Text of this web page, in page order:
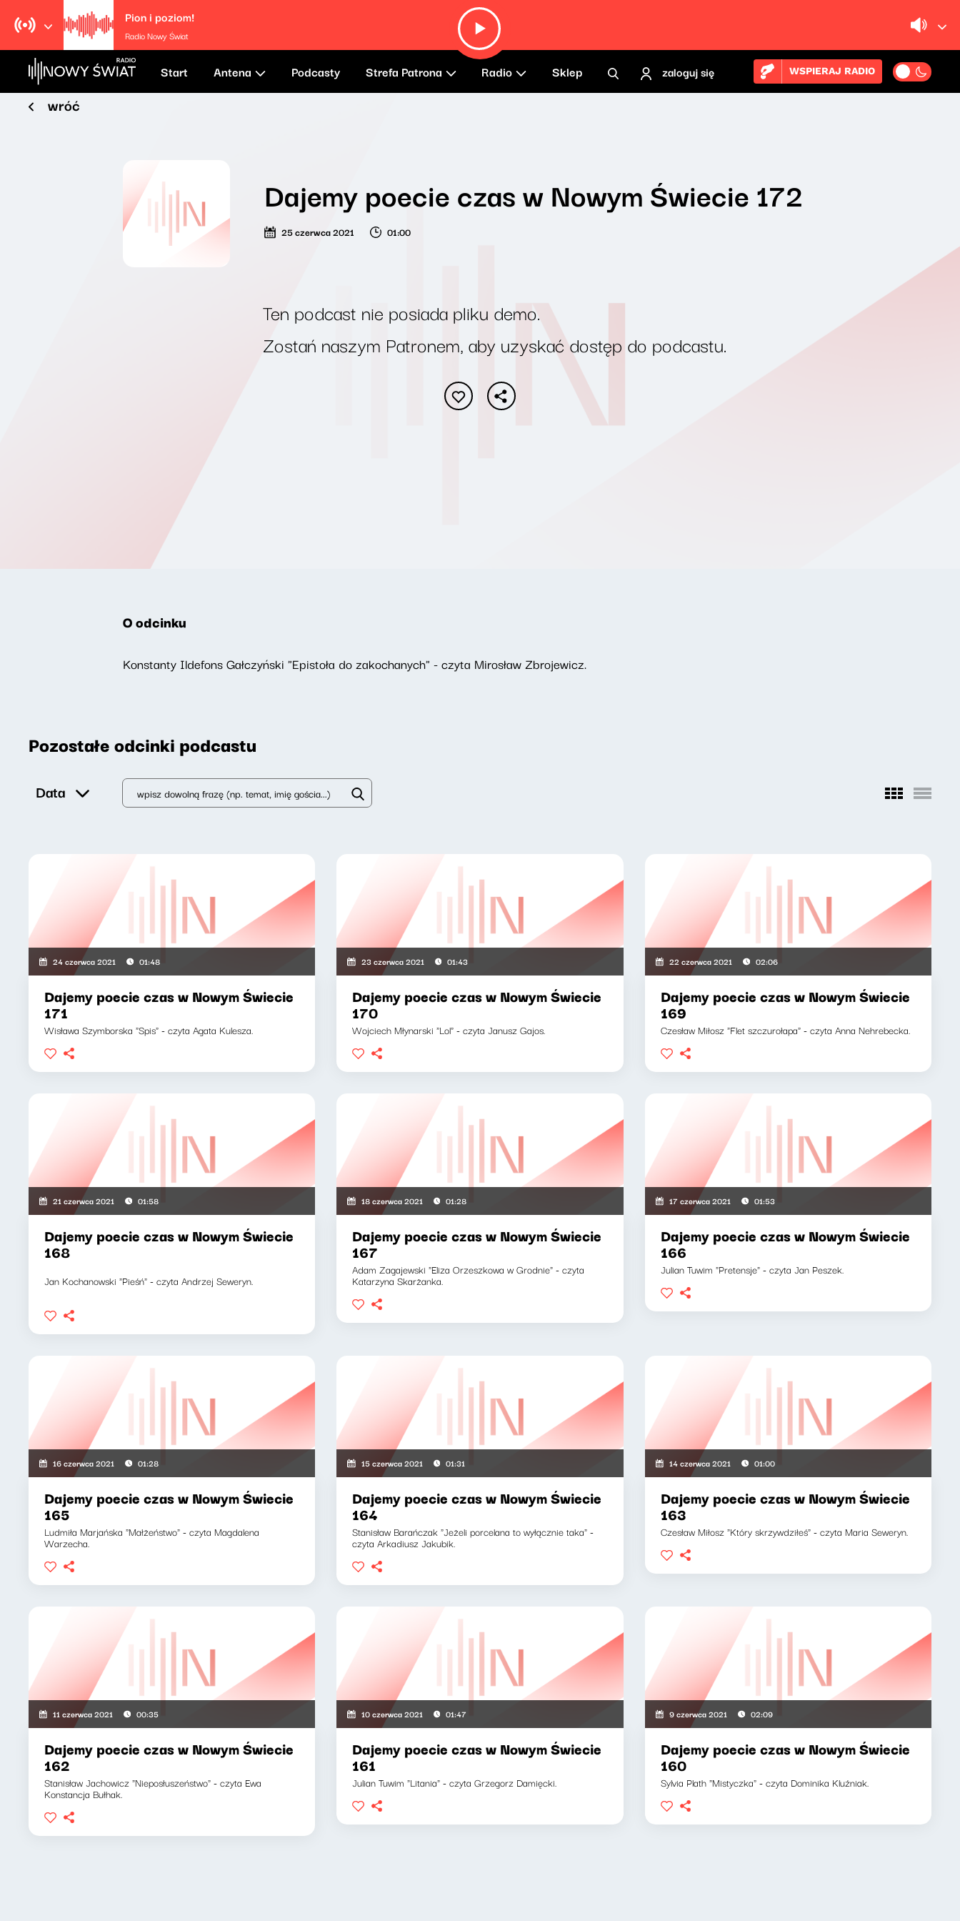
Pion i poziom!
Radio Nowy Świat
Start Antena Podcasty Strefa Patrona Radio Sklep zaloguj się WSPIERAJ RADIO
wróć
Dajemy poecie czas w Nowym Świecie 172
25 czerwca 2021 01:00
Ten podcast nie posiada pliku demo.
Zostań naszym Patronem, aby uzyskać dostęp do podcastu.
O odcinku
Konstanty Ildefons Gałczyński "Epistoła do zakochanych" - czyta Mirosław Zbrojewicz.
Pozostałe odcinki podcastu
Data
24 czerwca 2021 01:48
Dajemy poecie czas w Nowym Świecie
171
Wisława Szymborska "Spis" - czyta Agata Kulesza.
23 czerwca 2021 01:43
Dajemy poecie czas w Nowym Świecie
170
Wojciech Młynarski "Lol" - czyta Janusz Gajos.
22 czerwca 2021 02:06
Dajemy poecie czas w Nowym Świecie
169
Czesław Miłosz "Flet szczurołapa" - czyta Anna Nehrebecka.
21 czerwca 2021 01:58
Dajemy poecie czas w Nowym Świecie
168
Jan Kochanowski "Pieśń" - czyta Andrzej Seweryn.
18 czerwca 2021 01:28
Dajemy poecie czas w Nowym Świecie
167
Adam Zagajewski "Eliza Orzeszkowa w Grodnie" - czyta
Katarzyna Skarżanka.
17 czerwca 2021 01:53
Dajemy poecie czas w Nowym Świecie
166
Julian Tuwim "Pretensje" - czyta Jan Peszek.
16 czerwca 2021 01:28
Dajemy poecie czas w Nowym Świecie
165
Ludmiła Marjańska "Małżeństwo" - czyta Magdalena
Warzecha.
15 czerwca 2021 01:31
Dajemy poecie czas w Nowym Świecie
164
Stanisław Barańczak "Jeżeli porcelana to wyłącznie taka" -
czyta Arkadiusz Jakubik.
14 czerwca 2021 01:00
Dajemy poecie czas w Nowym Świecie
163
Czesław Miłosz "Który skrzywdziłeś" - czyta Maria Seweryn.
11 czerwca 2021 00:35
Dajemy poecie czas w Nowym Świecie
162
Stanisław Jachowicz "Nieposłuszeństwo" - czyta Ewa
Konstancja Bułhak.
10 czerwca 2021 01:47
Dajemy poecie czas w Nowym Świecie
161
Julian Tuwim "Litania" - czyta Grzegorz Damięcki.
9 czerwca 2021 02:09
Dajemy poecie czas w Nowym Świecie
160
Sylvia Plath "Mistyczka" - czyta Dominika Kluźniak.